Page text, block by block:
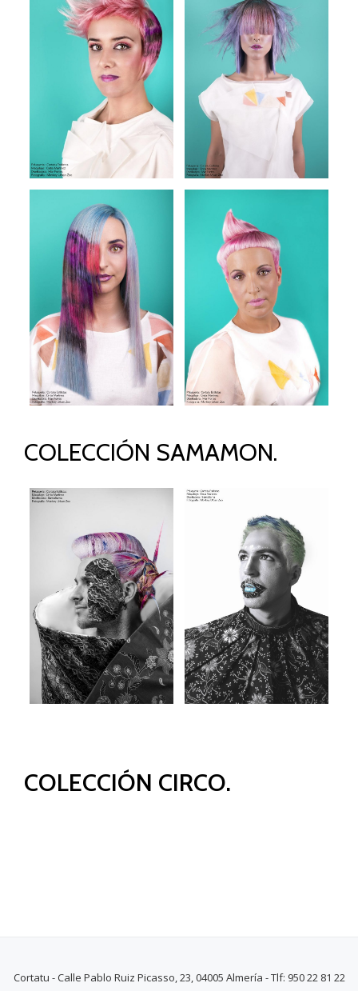
COLECCIÓN SAMAMON.
COLECCIÓN CIRCO.
Cortatu - Calle Pablo Ruiz Picasso, 23, 04005 Almería - Tlf: 950 22 81 22